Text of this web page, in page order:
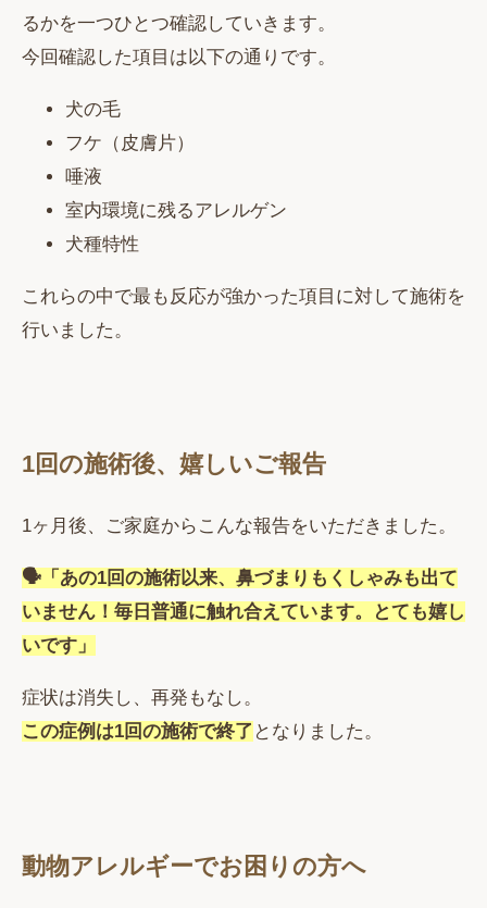
るかを一つひとつ確認していきます。
今回確認した項目は以下の通りです。
犬の毛
フケ（皮膚片）
唾液
室内環境に残るアレルゲン
犬種特性
これらの中で最も反応が強かった項目に対して施術を
行いました。
1回の施術後、嬉しいご報告
1ヶ月後、ご家庭からこんな報告をいただきました。
🗣「あの1回の施術以来、鼻づまりもくしゃみも出て
いません！毎日普通に触れ合えています。とても嬉し
いです」
症状は消失し、再発もなし。
この症例は1回の施術で終了 となりました。
動物アレルギーでお困りの方へ